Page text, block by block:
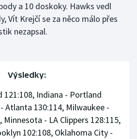
a 10 doskoky. Hawks vedl
Vít Krejčí se za něco málo přes
nezapsal.
Výsledky:
121:108, Indiana - Portland
Atlanta 130:114, Milwaukee -
- LA Clippers 128:115,
102:108, Oklahoma City -